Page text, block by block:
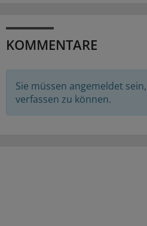
KOMMENTARE
Sie müssen angemeldet
verfassen zu können.